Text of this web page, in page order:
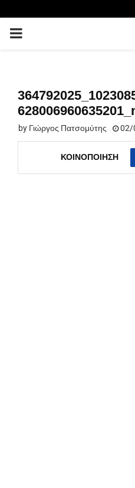
PRIMARY
by Γιώργος Πατσομύτης 02/
ΚΟΙΝΟΠΟΊΗΣΗ